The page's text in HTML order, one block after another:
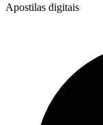
Apostilas digitais